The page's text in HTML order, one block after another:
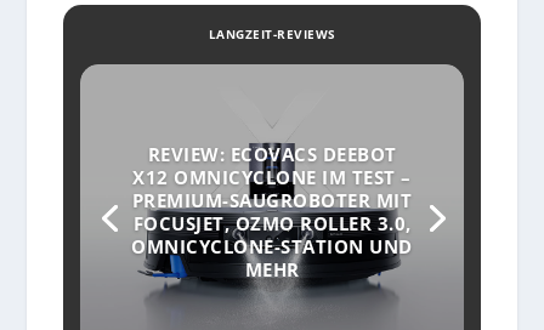
LANGZEIT-REVIEWS
REVIEW: ECOVACS DEEBOT
X12 OMNICYCLONE IM TEST –
PREMIUM-SAUGROBOTER MIT
FOCUSJET, OZMO ROLLER 3.0,
OMNICYCLONE-STATION UND
MEHR